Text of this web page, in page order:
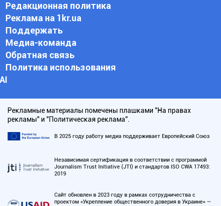
Редакционная политика
Реклама на 1kr.ua
Поддержать
Медиа-команда
Обратная связь
Политика использования
АI
Рекламные материалы помечены плашками "На правах
рекламы" и "Политическая реклама".
В 2025 году работу медиа поддерживает Европейский Союз
Независимая сертификация в соответствии с программой
Journalism Trust Initiative (JTI) и стандартов ISO CWA 17493:
2019
Сайт обновлен в 2023 году в рамках сотрудничества с
проектом «Укрепление общественного доверия в Украине» —